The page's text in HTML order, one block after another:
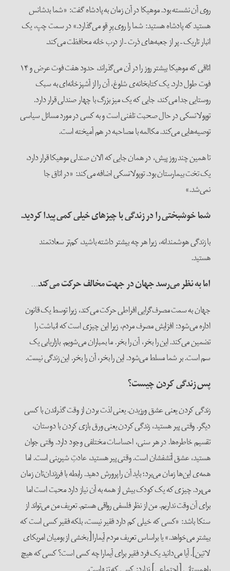
روی آن نشسته بود. موهیکا در آن زمان به پادشاه گفت: «شما بدشانس
هستید که پادشاه هستید: شما را روی پرِ قو می‌گذارد.» در سمت چپ، یک
انبار تاریک – پر از جعبه‌های ذرت – از درب خانه محافظت می‌کند.
اتاقی که موهیکا بیشتر روز را در آن می‌گذراند، حدود هفت فوت عرض و ۱۴
فوت طول دارد. یک کتابخانه‌ی شلوغ، آن را از آشپزخانه‌ای به سبک
روستایی جدا می‌کند، جایی که یک میز بزرگ با چهار صندلی قرار دارد.
توپولانسکی در حال صحبت تلفنی است و به کسی در مورد مسائل سیاسی
توصیه‌هایی می‌کند. مکالمه با مصاحبه در هم آمیخته است.
تا همین چند روز پیش، در همان جایی که الان صندلی موهیکا قرار دارد،
یک تخت بیمارستان بود. توپولانسکی اضافه می‌کند: «در اتاق جا
نمی‌شد.»
شما خوشبختی را در زندگی با چیزهای خیلی کمی پیدا کردید.
با زندگی هوشمندانه، زیرا هر چه بیشتر داشته باشید، کم‌تر سعادتمند
هستید.
اما به نظر می‌رسد جهان در جهت مخالف حرکت می‌کند…
جهان به سمت مصرف‌گرایی افراطی حرکت می‌کند، زیرا توسط یک قانون
اداره می‌شود: افزایش مصرف مردم، زیرا این چیزی است که انباشت را
تضمین می‌کند. این را بخر، آن را بخر. ما بمباران می‌شویم. بازاریابی یک
سم است. بر شما مسلط می‌شود. این را بخر، آن را بخر. این زندگی نیست.
پس زندگی کردن چیست؟
زندگی کردن یعنی عشق ورزیدن. یعنی لذت بردن از وقت گذراندن با کسی
دیگر. وقتی پیر هستید، زندگی کردن یعنی ورق بازی کردن با دوستان،
تقسیم خاطره‌ها. در هر سنی، احساسات مختلفی وجود دارد. وقتی جوان
هستید، عشق آتشفشان است. وقتی پیر هستید، عادتِ شیرینی است. اما
همه‌ی این‌ها زمان می‌برد؛ باید آن را پرورش دهید. رابطه با فرزندان‌تان زمان
می‌برد. چیزی که یک کودک بیش از همه به آن نیاز دارد محبت است اما
برای آن وقت نداریم. من از نظر فلسفی رواقی هستم. تعریف من می‌تواند از
سنکا باشد: «کسی که خیلی کم دارد فقیر نیست، بلکه فقیر کسی است که
بیشتر می‌خواهد.» یا براساس تعریف مردم آیمارا [بخشی از بومیان امریکای
لاتین]. آیا می‌دانید یک فرد فقیر برای آیمارا چه کسی است؟ کسی که هیچ